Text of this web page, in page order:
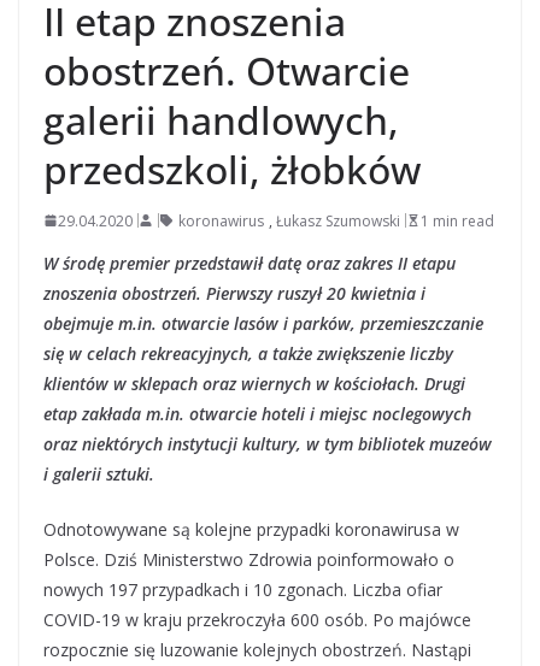
II etap znoszenia
obostrzeń. Otwarcie
galerii handlowych,
przedszkoli, żłobków
29.04.2020 koronawirus , Łukasz Szumowski 1 min read
W środę premier przedstawił datę oraz zakres II etapu
znoszenia obostrzeń. Pierwszy ruszył 20 kwietnia i
obejmuje m.in. otwarcie lasów i parków, przemieszczanie
się w celach rekreacyjnych, a także zwiększenie liczby
klientów w sklepach oraz wiernych w kościołach. Drugi
etap zakłada m.in. otwarcie hoteli i miejsc noclegowych
oraz niektórych instytucji kultury, w tym bibliotek muzeów
i galerii sztuki.
Odnotowywane są kolejne przypadki koronawirusa w
Polsce. Dziś Ministerstwo Zdrowia poinformowało o
nowych 197 przypadkach i 10 zgonach. Liczba ofiar
COVID-19 w kraju przekroczyła 600 osób. Po majówce
rozpocznie się luzowanie kolejnych obostrzeń. Nastąpi